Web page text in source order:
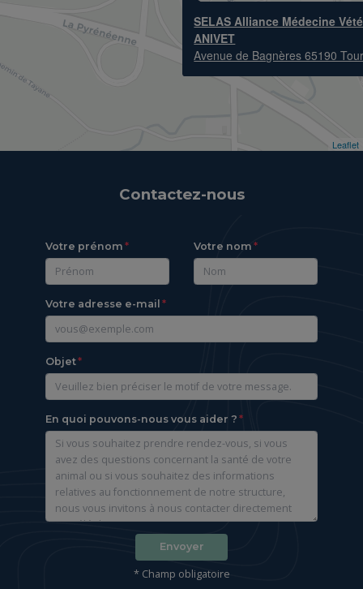
SELAS Alliance Médecine
ANIVET
Avenue de Bagnères 65190
Leaflet
Contactez-nous
Votre prénom Votre nom
Votre adresse e-mail
Objet
En quoi pouvons-nous vous aider ?
Envoyer
* Champ obligatoire